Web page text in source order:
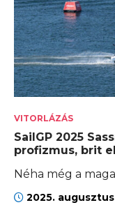
VITORLÁZÁS
SailGP 2025
profizmus, brit
Néha még a
2025. augusztus